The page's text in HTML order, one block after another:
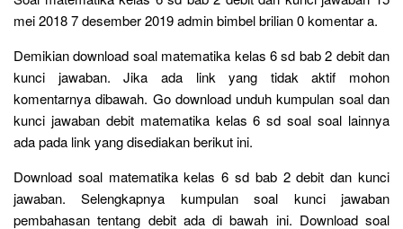
mei 2018 7 desember 2019 admin bimbel brilian 0 komentar a.
Demikian download soal matematika kelas 6 sd bab 2 debit dan
kunci jawaban. Jika ada link yang tidak aktif mohon
komentarnya dibawah. Go download unduh kumpulan soal dan
kunci jawaban debit matematika kelas 6 sd soal soal lainnya
ada pada link yang disediakan berikut ini.
Download soal matematika kelas 6 sd bab 2 debit dan kunci
jawaban. Selengkapnya kumpulan soal kunci jawaban
pembahasan tentang debit ada di bawah ini. Download soal